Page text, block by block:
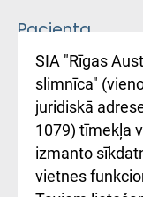
Pacienta
atsauksmju/
iesniegšanas
kārtība
Kā pie mums
SIA "Rīgas
slimnīca"
juridiskā
1079) tīmekļa
izmanto
vietnes